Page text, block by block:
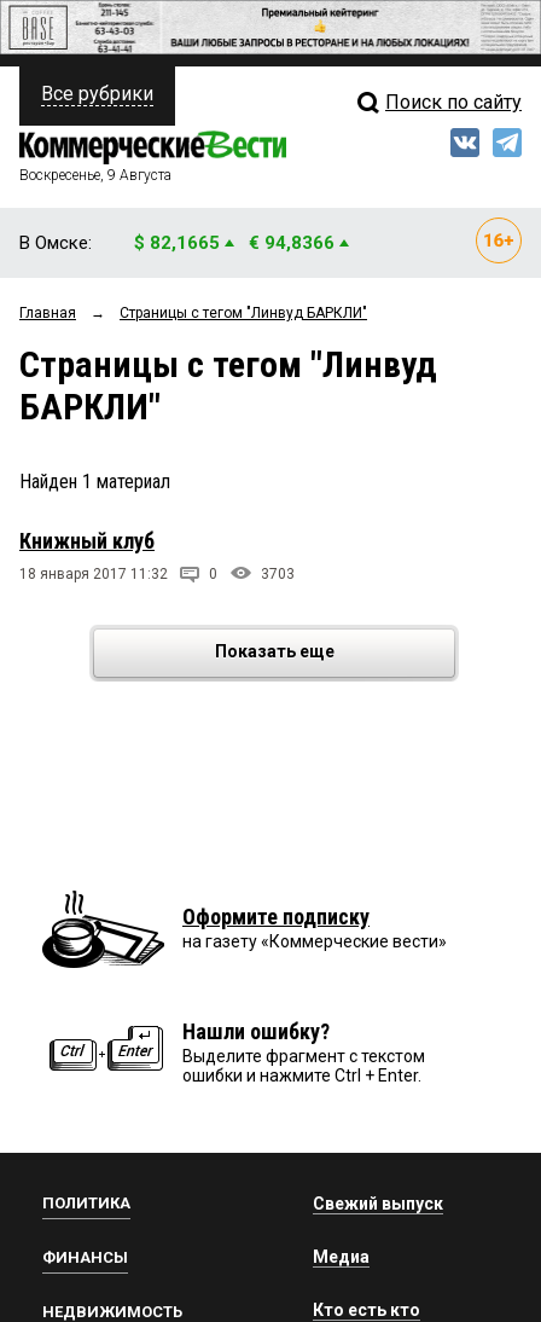
ПОЛИТИКА
ФИНАНСЫ
ОБЩЕСТВО
ЗАКОН
ПРОИСШЕСТВИЯ
СТИЛЬ ЖИЗНИ
Свежий выпуск
Мнения
Рейтинги
Все рубрики Поиск по сайту
Воскресенье, 9 Августа
В Омске: $ 82,1665 € 94,8366
Главная → Страницы c тегом "Линвуд БАРКЛИ"
Страницы c тегом "Линвуд
БАРКЛИ"
Найден 1 материал
Книжный клуб
18 января 2017 11:32 0 3703
Показать еще
Оформите подписку
на газету «Коммерческие вести»
Нашли ошибку?
Выделите фрагмент с текстом
ошибки и нажмите Ctrl + Enter.
ПОЛИТИКА
ФИНАНСЫ
НЕДВИЖИМОСТЬ
Свежий выпуск
Медиа
Кто есть кто